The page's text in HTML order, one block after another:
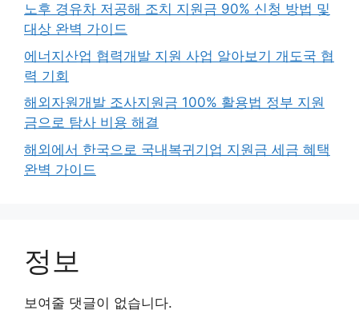
노후 경유차 저공해 조치 지원금 90% 신청 방법 및
대상 완벽 가이드
에너지산업 협력개발 지원 사업 알아보기 개도국 협
력 기회
해외자원개발 조사지원금 100% 활용법 정부 지원
금으로 탐사 비용 해결
해외에서 한국으로 국내복귀기업 지원금 세금 혜택
완벽 가이드
정보
보여줄 댓글이 없습니다.